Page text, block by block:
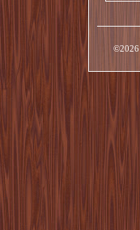
©2026